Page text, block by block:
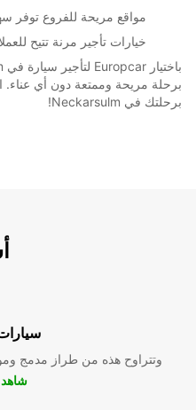
مواقع مريحة للفروع توفر
خيارات تأجير مرنة تتيح
برحلة مريحة وممتعة دون أي عناء.
برحلتك في Neckarsulm!
وتتراوح هذه من طراز مدمج
شاهد